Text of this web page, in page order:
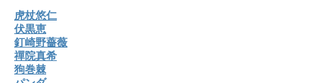
虎杖悠仁
伏黒恵
釘崎野薔薇
禪院真希
狗巻棘